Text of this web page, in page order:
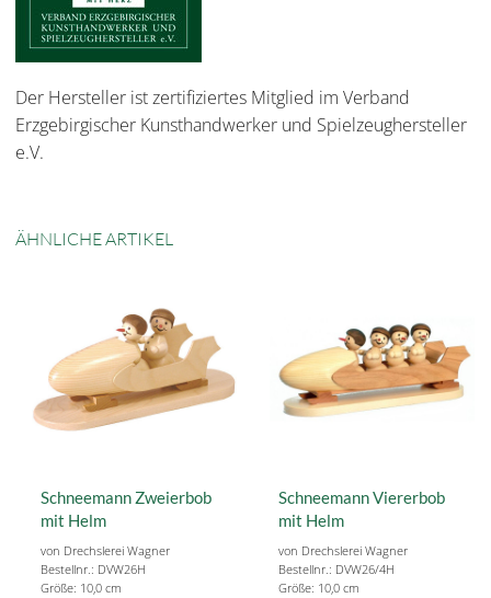
Der Hersteller ist zertifiziertes Mitglied im Verband
Erzgebirgischer Kunsthandwerker und Spielzeughersteller
e.V.
ÄHNLICHE ARTIKEL
Schneemann Zweierbob
mit Helm
von Drechslerei Wagner
Bestellnr.: DVW26H
Größe: 10,0 cm
Schneemann Viererbob
mit Helm
von Drechslerei Wagner
Bestellnr.: DVW26/4H
Größe: 10,0 cm